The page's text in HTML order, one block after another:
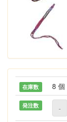
在庫数 8 個
発注数 -